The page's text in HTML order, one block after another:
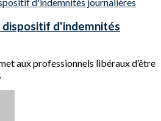
d'indemnités
aux professionnels libéraux d’être